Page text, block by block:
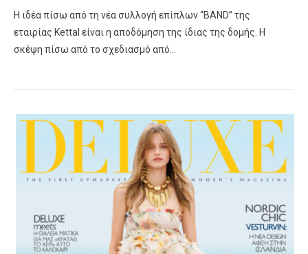
Η ιδέα πίσω από τη νέα συλλογή επίπλων “BAND” της
εταιρίας Kettal είναι η αποδόμηση της ίδιας της δομής. Η
σκέψη πίσω από το σχεδιασμό από…